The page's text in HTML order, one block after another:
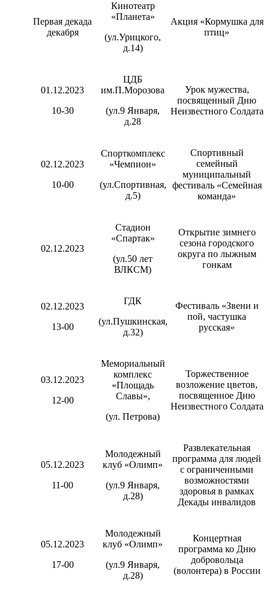
Первая декада
декабря
Кинотеатр
«Планета»
(ул.Урицкого,
д.14)
Акция «Кормушка для
птиц»
01.12.2023
10-30
ЦДБ
им.П.Морозова
(ул.9 Января,
д.28
Урок мужества,
посвященный Дню
Неизвестного Солдата
02.12.2023
10-00
Спорткомплекс
«Чемпион»
(ул.Спортивная,
д.5)
Спортивный
семейный
муниципальный
фестиваль «Семейная
команда»
02.12.2023
Стадион
«Спартак»
(ул.50 лет
ВЛКСМ)
Открытие зимнего
сезона городского
округа по лыжным
гонкам
02.12.2023
13-00
ГДК
(ул.Пушкинская,
д.32)
Фестиваль «Звени и
пой, частушка
русская»
03.12.2023
12-00
Мемориальный
комплекс
«Площадь
Славы»,
(ул. Петрова)
Торжественное
возложение цветов,
посвященное Дню
Неизвестного Солдата
05.12.2023
11-00
Молодежный
клуб «Олимп»
(ул.9 Января,
д.28)
Развлекательная
программа для людей
с ограниченными
возможностями
здоровья в рамках
Декады инвалидов
05.12.2023
17-00
Молодежный
клуб «Олимп»
(ул.9 Января,
д.28)
Концертная
программа ко Дню
добровольца
(волонтера) в России